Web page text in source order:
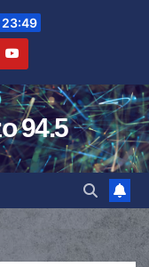
23:49
94.5